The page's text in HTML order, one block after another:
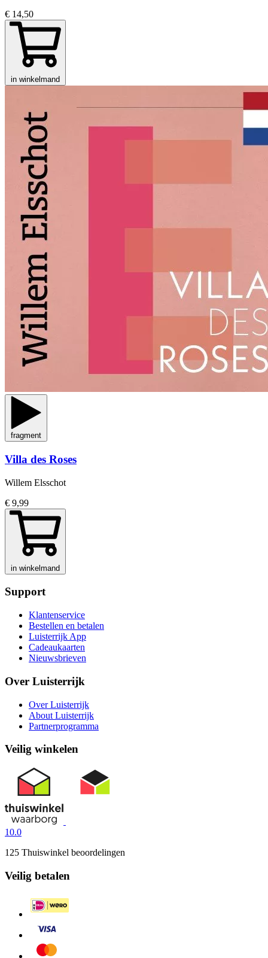
€ 14,50
in winkelmand
fragment
Villa des Roses
Willem Elsschot
€ 9,99
in winkelmand
Support
Klantenservice
Bestellen en betalen
Luisterrijk App
Cadeaukaarten
Nieuwsbrieven
Over Luisterrijk
Over Luisterrijk
About Luisterrijk
Partnerprogramma
Veilig winkelen
10.0
125 Thuiswinkel beoordelingen
Veilig betalen